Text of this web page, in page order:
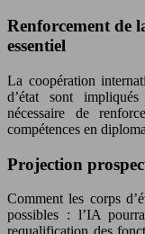
Renforcement de
essentiel
La coopération
d’état sont
nécessaire de
compétences en
Projection
Comment les corps
possibles : l’IA